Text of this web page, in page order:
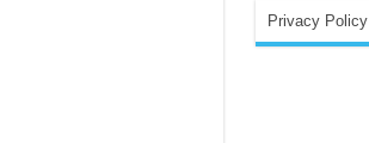
Privacy Policy